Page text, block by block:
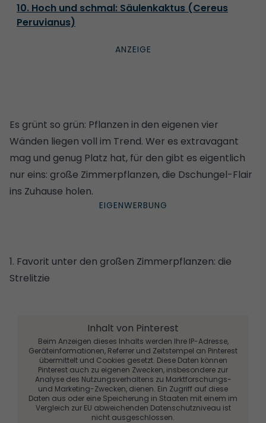
10. Hoch und schmal: Säulenkaktus (Cereus
Peruvianus)
Es grünt so grün: Pflanzen in den eigenen vier
Wänden liegen voll im Trend. Wer es extravagant
mag und genug Platz hat, für den gibt es eigentlich
nur eins: große Zimmerpflanzen, die Dschungel-Flair
ins Zuhause holen.
1. Favorit unter den großen Zimmerpflanzen: die
Strelitzie
Inhalt von Pinterest
Beim Anzeigen dieses Inhalts werden Ihre IP-Adresse,
Geräteinformationen, Referrer und Zeitstempel an Pinterest
übermittelt und Cookies gesetzt. Diese Daten können
Pinterest auch zu eigenen Zwecken, insbesondere zur
Analyse des Nutzungsverhaltens zu Marktforschungs-
und Marketing-Zwecken, dienen. Ein Zugriff auf diese
Daten aus oder eine Speicherung in Staaten mit einem im
Vergleich zur EU abweichenden Datenschutzniveau ist
nicht ausgeschlossen.